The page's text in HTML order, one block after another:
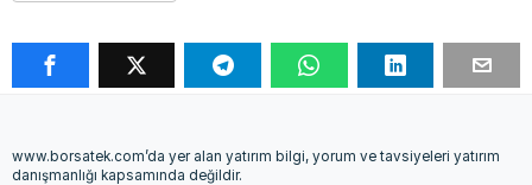
www.borsatek.com’da yer alan yatırım bilgi, yorum ve tavsiyeleri yatırım
danışmanlığı kapsamında değildir.